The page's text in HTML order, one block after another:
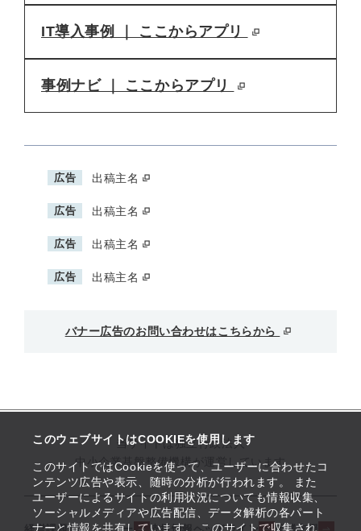
このウェブサイトはCOOKIEを使用します
このサイトではCookieを使って、ユーザーに合わせたコ
ンテンツ広告や表示、随時の分析が行われます。 また
ユーザーによるサイトの利用状況についても情報収集、
ソーシャルメディアや広告配信、データ解析の各パート
ナーと情報を共有しています。 このサイトで収集され
IT導入事例 ｜ ここからアプリ
事例ナビ ｜ ここからアプリ
広告 出稿主名
広告 出稿主名
広告 出稿主名
広告 出稿主名
バナー広告のお問い合わせはこちらから
当サイトは独立行政法人
中小企業基盤整備機構が運営しています